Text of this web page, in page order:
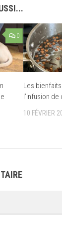
0
Les
l’infusion
10 FÉVRIER